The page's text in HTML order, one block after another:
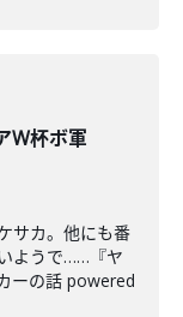
W杯ボ軍
サカ。他にも番
ようで……『ヤ
ーの話 powered